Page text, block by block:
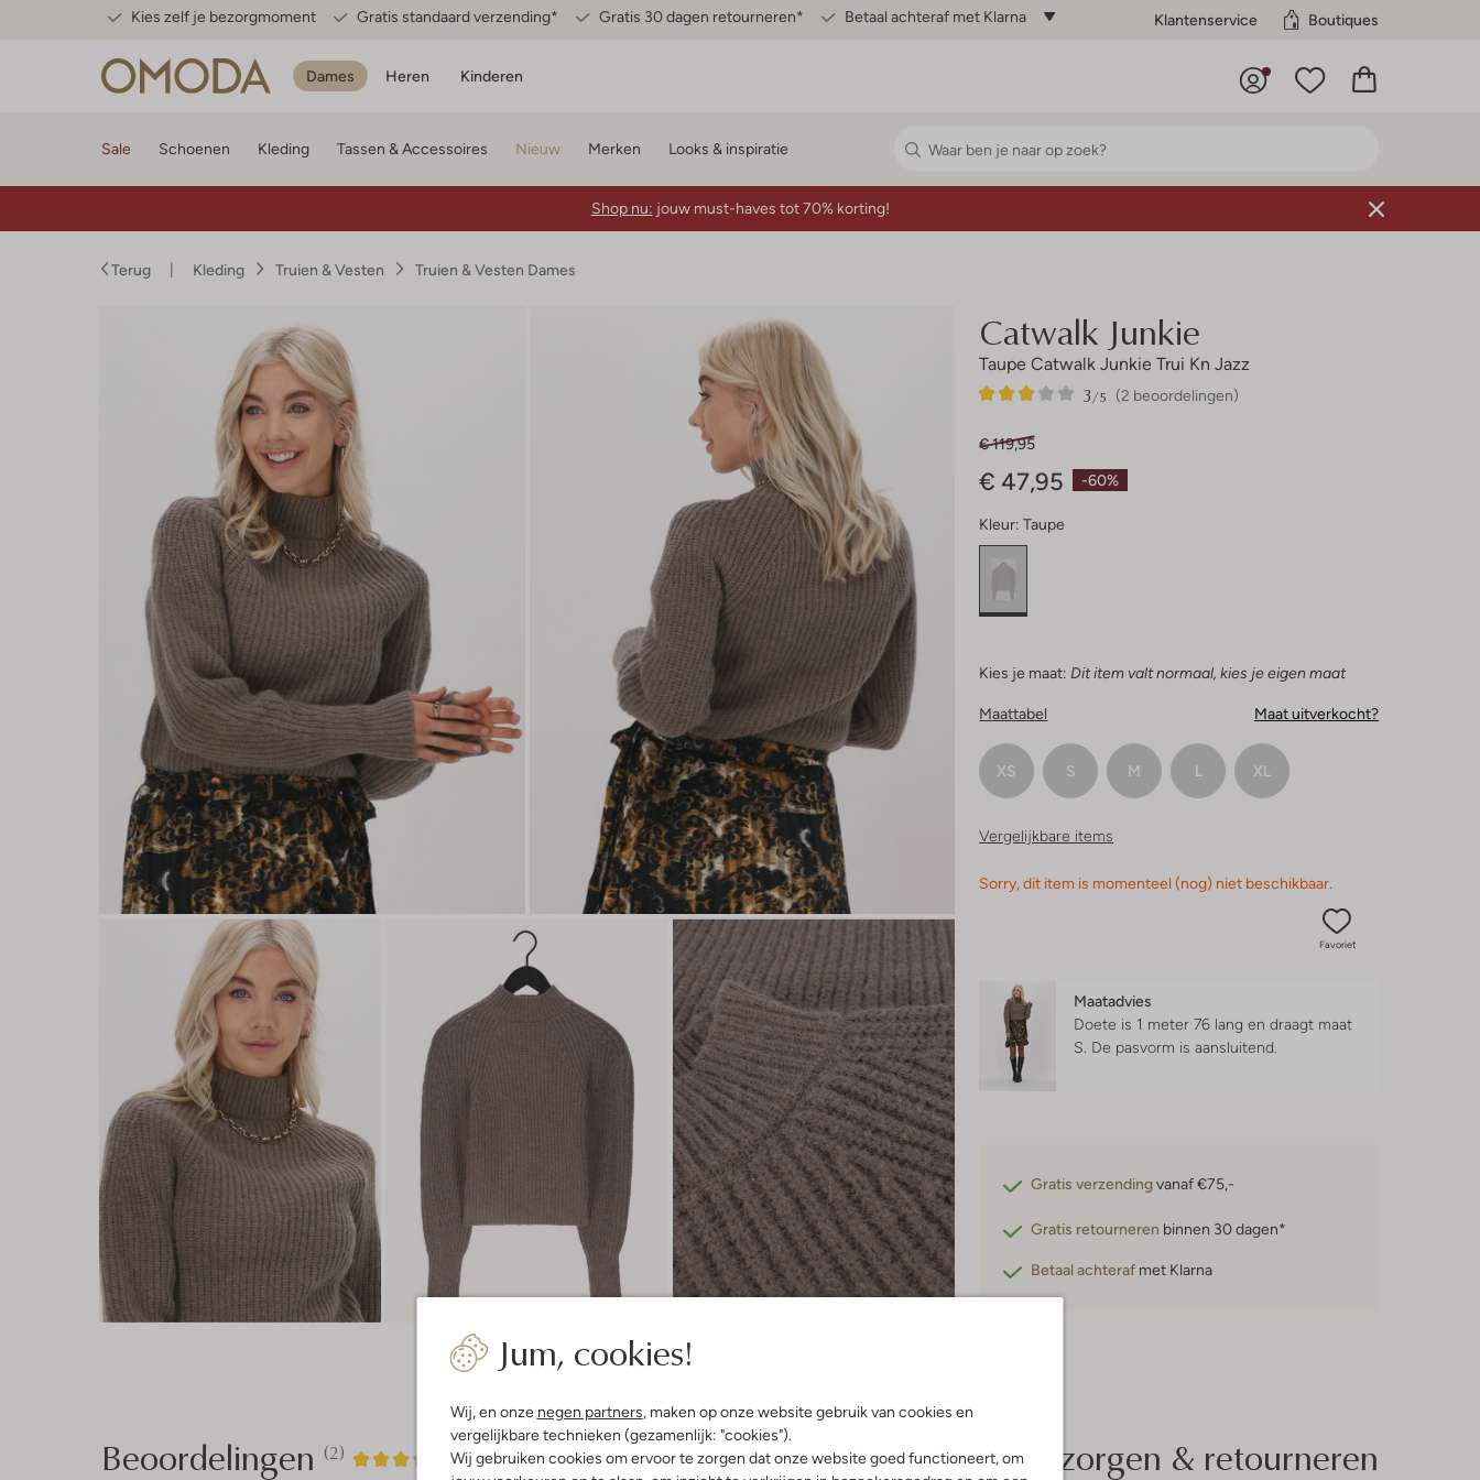
Kies zelf je bezorgmoment Gratis standaard verzending* Gratis 30 dagen retourneren* Betaal achteraf met Klarna Klantenservice Boutiques
Dames Heren Kinderen
Jum, cookies!
Wij, en onze negen partners, maken op onze website gebruik van cookies en
vergelijkbare technieken (gezamenlijk: "cookies").
Wij gebruiken cookies om ervoor te zorgen dat onze website goed functioneert, om
Sale Schoenen Kleding Tassen & Accessoires Nieuw Merken Looks & inspiratie
Shop nu: jouw must-haves tot 70% korting!
Terug Kleding Truien & Vesten Truien & Vesten Dames
Catwalk Junkie
Taupe Catwalk Junkie Trui Kn Jazz
(2 beoordelingen)
3/5
2
3
-60%
€ 119,95
€ 47,95
Kleur: Taupe
Kies je maat: Dit item valt normaal, kies je eigen maat
Maattabel Maat uitverkocht?
XS S M L XL
Vergelijkbare items
Sorry, dit item is momenteel (nog) niet beschikbaar.
Favoriet
Maatadvies
Doete is 1 meter 76 lang en draagt maat
S. De pasvorm isaansluitend
Gratis verzendingvanaf €75,-
Gratis retourneren binnen 30 dagen*
Betaal achteraf met Klarna
Product informatie
Beoordelingen (2) 3/5
2
3
Bezorgen & retourneren